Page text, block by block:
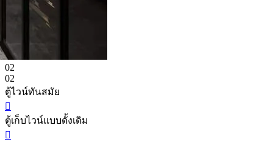
02
02
ตู้ไวน์ทันสมัย

ตู้เก็บไวน์แบบดั้งเดิม
